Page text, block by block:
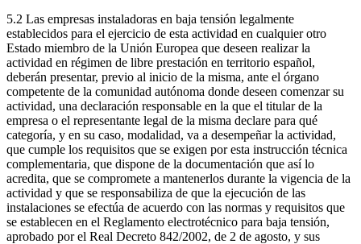
5.2 Las empresas instaladoras en baja tensión legalmente
establecidos para el ejercicio de esta actividad en cualquier otro
Estado miembro de la Unión Europea que deseen realizar la
actividad en régimen de libre prestación en territorio español,
deberán presentar, previo al inicio de la misma, ante el órgano
competente de la comunidad autónoma donde deseen comenzar su
actividad, una declaración responsable en la que el titular de la
empresa o el representante legal de la misma declare para qué
categoría, y en su caso, modalidad, va a desempeñar la actividad,
que cumple los requisitos que se exigen por esta instrucción técnica
complementaria, que dispone de la documentación que así lo
acredita, que se compromete a mantenerlos durante la vigencia de la
actividad y que se responsabiliza de que la ejecución de las
instalaciones se efectúa de acuerdo con las normas y requisitos que
se establecen en el Reglamento electrotécnico para baja tensión,
aprobado por el Real Decreto 842/2002, de 2 de agosto, y sus